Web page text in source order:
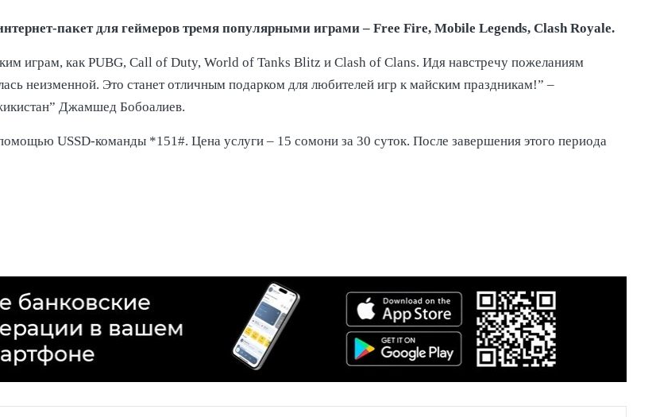
пакет для геймеров тремя популярными играми – Free Fire, Mobile Legends, Clash Royale.
играм, как PUBG, Call of Duty, World of Tanks Blitz и Clash of Clans. Идя навстречу пожеланиям
неизменной. Это станет отличным подарком для любителей игр к майским праздникам!” –
Джамшед Бобоалиев.
USSD-команды *151#. Цена услуги – 15 сомони за 30 суток. После завершения этого периода